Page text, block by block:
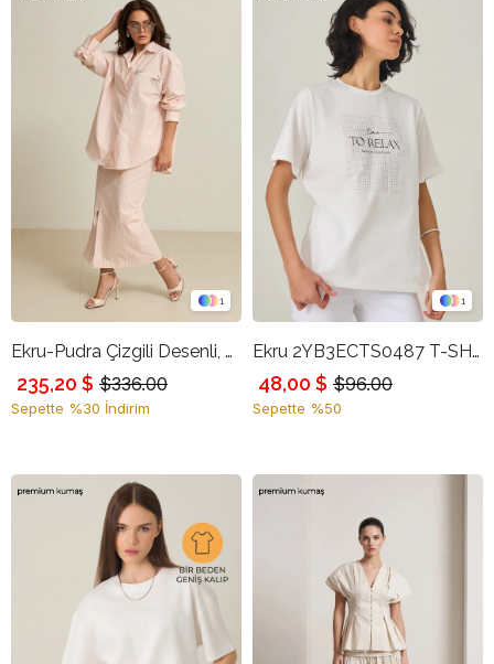
1
Ekru-Pudra Çizgili Desenli, Taş Detaylı Uzun Kollu Rahat Kesim Gömlek
$336.00
235,20 $
Sepette %30 İndirim
1
Ekru 2YB3ECTS0487 T-SHIRT
$96.00
48,00 $
Sepette %50